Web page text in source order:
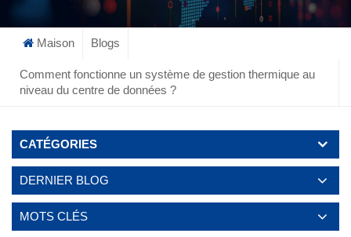
Maison Blogs
Comment fonctionne un système de gestion thermique au
niveau du centre de données ?
CATÉGORIES
DERNIER BLOG
MOTS CLÉS